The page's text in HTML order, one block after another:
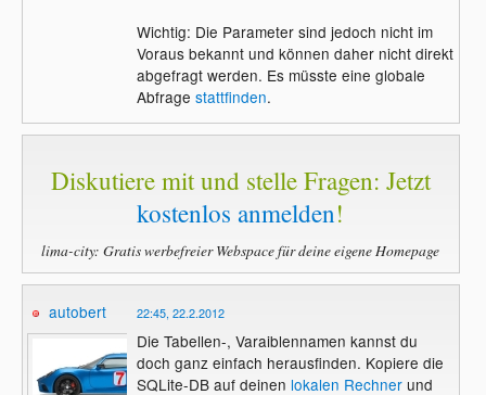
Wichtig: Die Parameter sind jedoch nicht im
Voraus bekannt und können daher nicht direkt
abgefragt werden. Es müsste eine globale
Abfrage stattfinden.
Diskutiere mit und stelle Fragen: Jetzt
kostenlos anmelden!
lima-city: Gratis werbefreier Webspace für deine eigene Homepage
autobert 22:45, 22.2.2012
Die Tabellen-, Varaiblennamen kannst du
doch ganz einfach herausfinden. Kopiere die
SQLite-DB auf deinen lokalen Rechnerund